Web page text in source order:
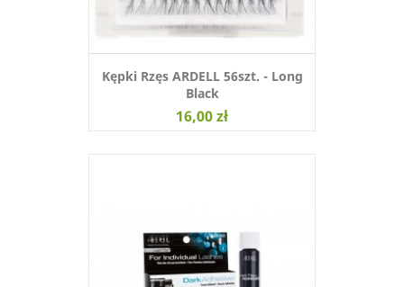
Kępki Rzęs ARDELL 56szt. - Long
Black
16,00 zł